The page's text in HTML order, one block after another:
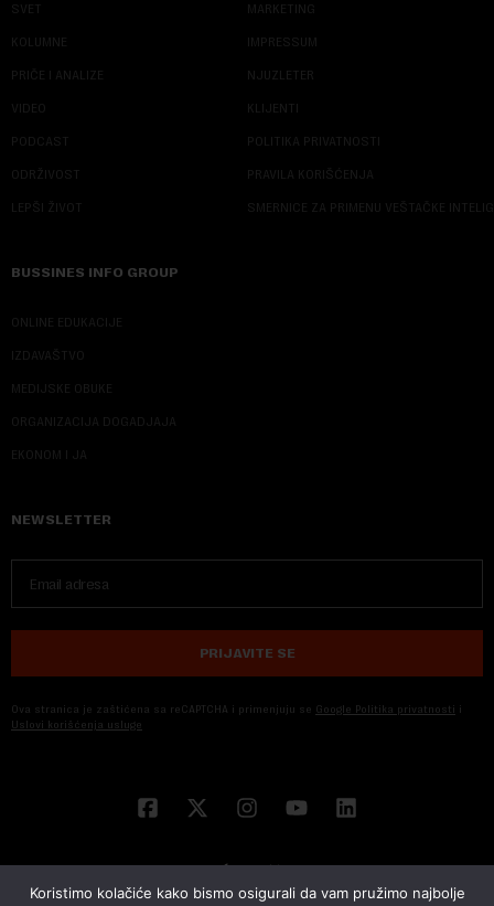
SVET
KOLUMNE
PRIČE I ANALIZE
VIDEO
PODCAST
ODRŽIVOST
LEPŠI ŽIVOT
MARKETING
IMPRESSUM
NJUZLETER
KLIJENTI
POLITIKA PRIVATNOSTI
PRAVILA KORIŠĆENJA
SMERNICE ZA PRIMENU VEŠTAČKE
BUSSINES INFO GROUP
ONLINE EDUKACIJE
IZDAVAŠTVO
MEDIJSKE OBUKE
ORGANIZACIJA DOGADJAJA
EKONOM I JA
NEWSLETTER
PRIJAVITE SE
Ova stranica je zaštićena sa reCAPTCHA i primenjuju se Google Politika privatnosti i
Uslovi korišćenja usluge
Koristimo kolačiće kako bismo osigurali da vam pružimo najbolje